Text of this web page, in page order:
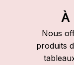
À
Nous
produits